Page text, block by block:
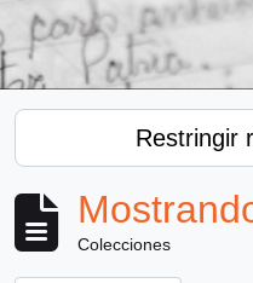
Restringir
Colecciones